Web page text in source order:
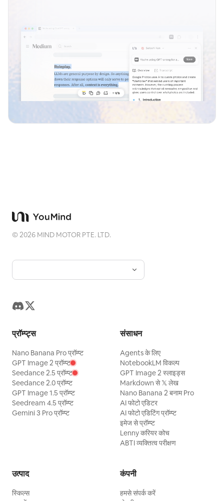
©2026 MIND MOTOR PTE. LTD.
प्रॉम्प्ट्स
Nano Banana Pro प्रॉम्प्ट
GPT Image 2 प्रॉम्प्ट
Seedance 2.5 प्रॉम्प्ट
Seedance 2.0 प्रॉम्प्ट
GPT Image 1.5 प्रॉम्प्ट
Seedream 4.5 प्रॉम्प्ट
Gemini 3 Pro प्रॉम्प्ट
संसाधन
Agents के लिए
NotebookLM विकल्प
GPT Image 2 स्लाइड्स
Markdown से 𝕏 लेख
Nano Banana 2 बनाम Pro
AI फोटो एडिटर
AI फोटो एडिटिंग प्रॉम्प्ट
इमेज से प्रॉम्प्ट
Lenny करियर कोच
ABTI व्यक्तित्व परीक्षण
उत्पाद
स्किल्स
कंपनी
हमसे संपर्क करें